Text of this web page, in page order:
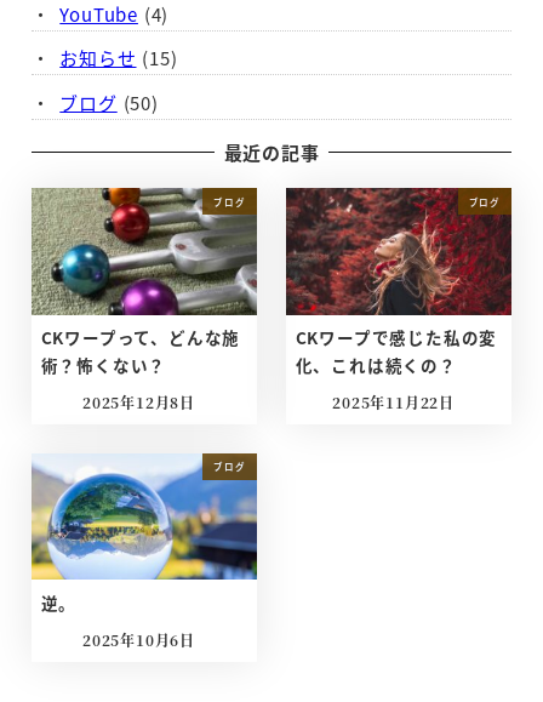
YouTube (4)
お知らせ (15)
ブログ (50)
最近の記事
ブログ
CKワープって、どんな施
術？怖くない？
投稿日
2025年12月8日
ブログ
CKワープで感じた私の変
化、これは続くの？
投稿日
2025年11月22日
ブログ
逆。
投稿日
2025年10月6日